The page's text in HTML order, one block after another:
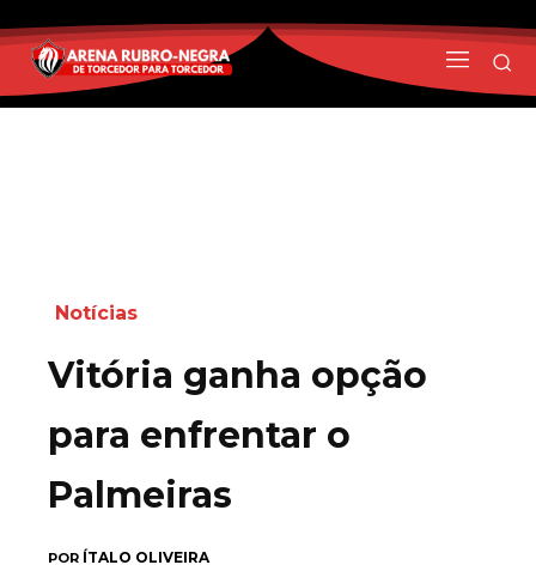
Notícias
Vitória ganha opção
para enfrentar o
Palmeiras
POR ÍTALO OLIVEIRA